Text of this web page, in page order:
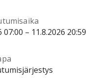
07:00 – 11.8.2026 20:59